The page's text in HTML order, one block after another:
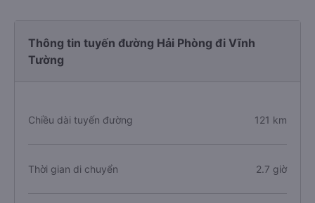
Thông tin tuyến đường Hải Phòng đi Vĩnh
Tường
Chiều dài tuyến đường 121 km
Thời gian di chuyển 2.7 giờ